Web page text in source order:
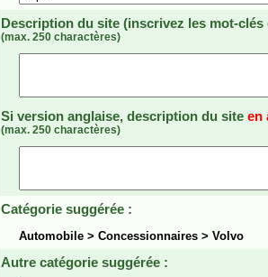
Description du site (inscrivez les mot-
(max. 250 charactères)
Si version anglaise, description du site en
(max. 250 charactères)
Catégorie suggérée :
Automobile > Concessionnaires > Volvo
Autre catégorie suggérée :